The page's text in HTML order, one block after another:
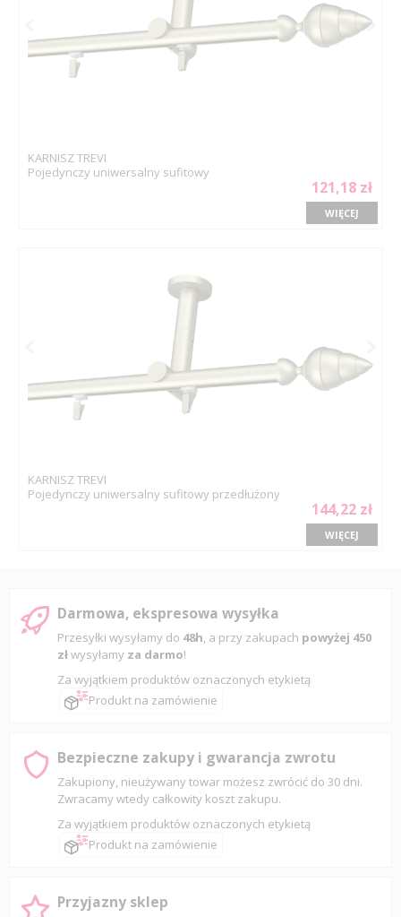
KARNISZ TREVI
Pojedynczy uniwersalny sufitowy
121,18 zł
WIĘCEJ
KARNISZ TREVI
Pojedynczy uniwersalny sufitowy przedłużony
144,22 zł
WIĘCEJ
Darmowa, ekspresowa wysyłka
Przesyłki wysyłamy do 48h, a przy zakupach powyżej 450
złwysyłamy za darmo!
Za wyjątkiem produktów oznaczonych etykietą
Produkt na zamówienie
Bezpieczne zakupy i gwarancja zwrotu
Zakupiony, nieużywany towar możesz zwrócić do 30 dni.
Zwracamy wtedy całkowity koszt zakupu.
Za wyjątkiem produktów oznaczonych etykietą
Produkt na zamówienie
Przyjazny sklep